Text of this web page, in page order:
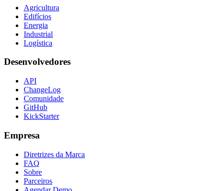
Agricultura
Edifícios
Energia
Industrial
Logística
Desenvolvedores
API
ChangeLog
Comunidade
GitHub
KickStarter
Empresa
Diretrizes da Marca
FAQ
Sobre
Parceiros